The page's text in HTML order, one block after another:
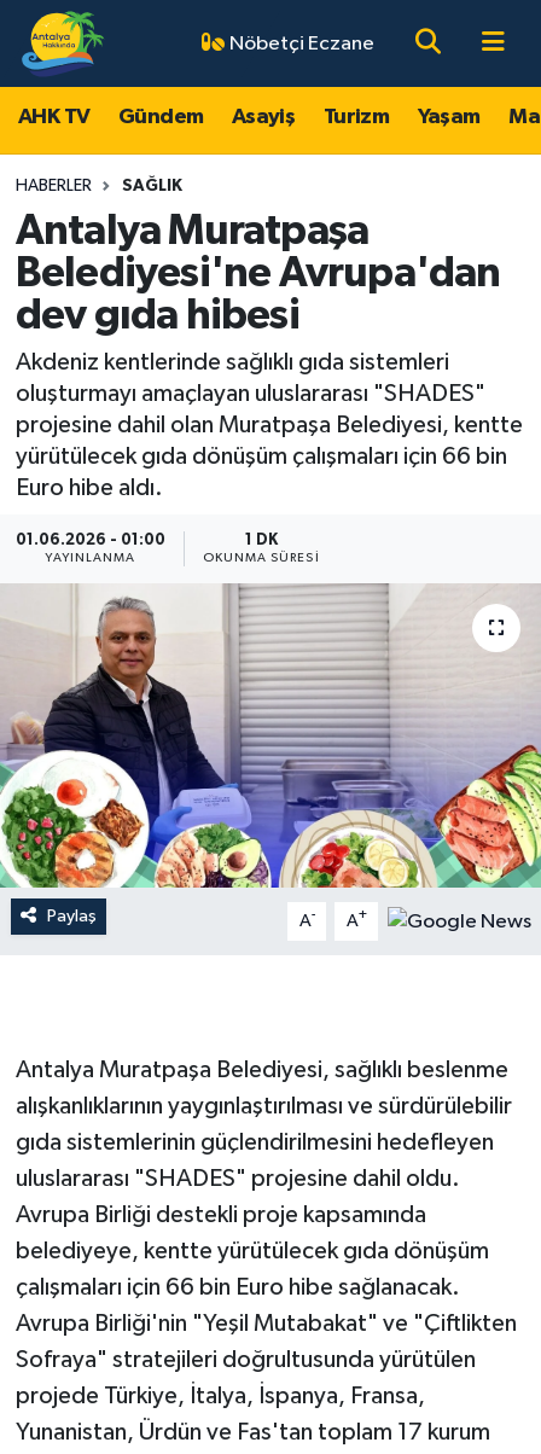
Nöbetçi Eczane
AHK TV Gündem Asayiş Turizm Yaşam
HABERLER SAĞLIK
Antalya Muratpaşa
Belediyesi'ne Avrupa'dan
dev gıda hibesi
Akdeniz kentlerinde sağlıklı gıda sistemleri
oluşturmayı amaçlayan uluslararası "SHADES"
projesine dahil olan Muratpaşa Belediyesi, kentte
yürütülecek gıda dönüşüm çalışmaları için 66 bin
Euro hibe aldı.
01.06.2026 - 01:00
YAYINLANMA
1 DK
OKUNMA SÜRESI
Paylaş A- A+
Antalya Muratpaşa Belediyesi, sağlıklı beslenme
alışkanlıklarının yaygınlaştırılması ve sürdürülebilir
gıda sistemlerinin güçlendirilmesini hedefleyen
uluslararası "SHADES" projesine dahil oldu.
Avrupa Birliği destekli proje kapsamında
belediyeye, kentte yürütülecek gıda dönüşüm
çalışmaları için 66 bin Euro hibe sağlanacak.
Avrupa Birliği'nin "Yeşil Mutabakat" ve "Çiftlikten
Sofraya" stratejileri doğrultusunda yürütülen
projede Türkiye, İtalya, İspanya, Fransa,
Yunanistan, Ürdün ve Fas'tan toplam 17 kurum
AHK TV
Gündem
Asayiş
Turizm
Yaşam
Magazin
Ekonomi
Dünya
Resmi Reklamlar
Antalya Nöbetçi Eczaneler
Antalya Hava Durumu
Antalya Namaz Vakitleri
Antalya Trafik Yoğunluk Haritası
Süper Lig Puan Durumu ve Fikstür
Tüm Manşetler
Son Dakika Haberleri